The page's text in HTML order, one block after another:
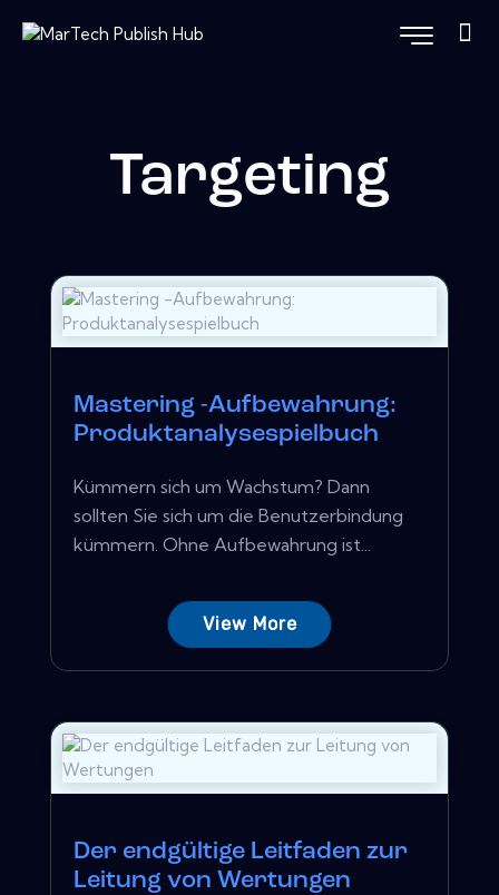
Targeting
Mastering -Aufbewahrung:
Produktanalysespielbuch
Kümmern sich um Wachstum? Dann
sollten Sie sich um die Benutzerbindung
kümmern. Ohne Aufbewahrung ist...
View More
Der endgültige Leitfaden zur
Leitung von Wertungen